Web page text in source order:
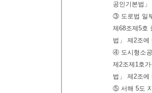
공인기본법
③ 도로법 일
제68조제5호
법」 제2조에
④ 도시형소
제2조제1호
법」 제2조에
⑤ 서해 5도